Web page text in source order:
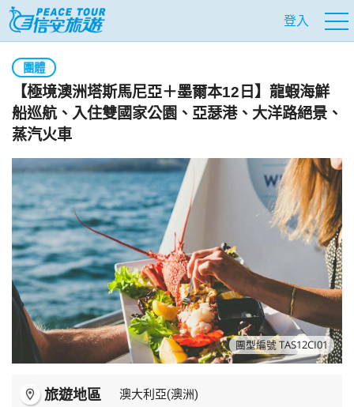
登入
團體
【極境澳洲塔斯馬尼亞＋墨爾本12日】龍蝦海鮮
船巡航、入住雙國家公園、亞瑟港、大洋路絕景、
蒸汽火車
團型編號 TAS12CI01
room 旅遊地區 澳大利亞(澳洲)